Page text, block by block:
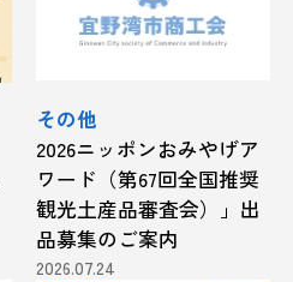
その他
2026ニッポンおみやげア
ワード（第67回全国推奨
観光土産品審査会）」出
品募集のご案内
2026.07.24